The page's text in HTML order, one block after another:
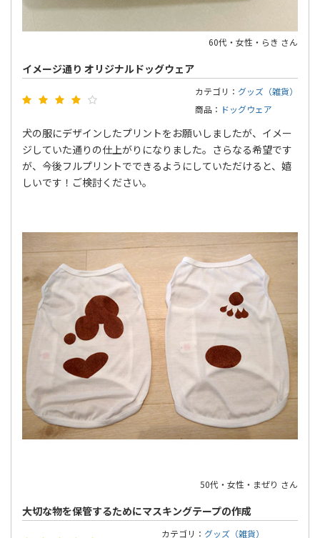
60代・女性・らき さん
イメージ通り オリジナルドッグウェア
カテゴリ： グッズ（雑貨）
商品： ドッグウェア
犬の服にデザインしたプリントをお願いしましたが、イメー
ジしていた通りの仕上がりになりました。さらなる希望です
が、今後フルプリントでできるようにしていただけると、嬉
しいです！ご検討ください。
50代・女性・まぜり さん
大切な物を保管するためにマスキングテープの作成
カテゴリ： グッズ（雑貨）